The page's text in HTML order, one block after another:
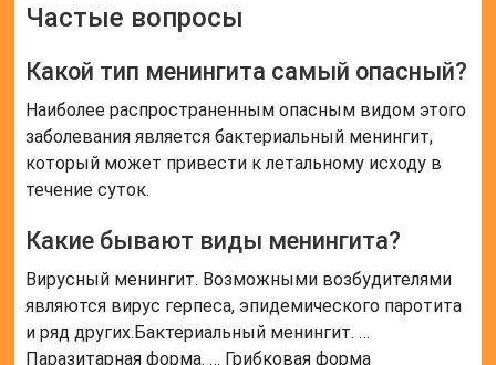
Частые вопросы
Какой тип менингита самый опасный?
Наиболее распространенным опасным видом этого
заболевания является бактериальный менингит,
который может привести к летальному исходу в
течение суток.
Какие бывают виды менингита?
Вирусный менингит. Возможными возбудителями
являются вирус герпеса, эпидемического паротита
и ряд других.Бактериальный менингит. …
Паразитарная форма. … Грибковая форма